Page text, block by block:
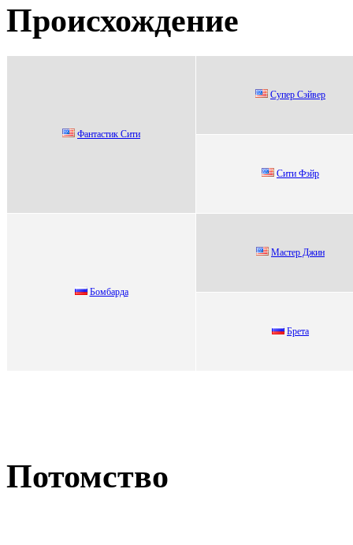
Происхождение
Фaнтaстик Cити
Cупеp Cэйвеp
Сити Фэйр
Бoмбapдa
Mаcтеp Джин
Бpета
Потомство